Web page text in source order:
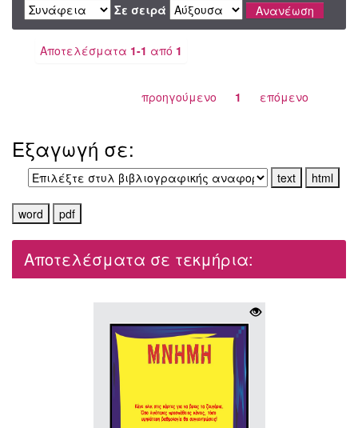
Σε σειρά
Αποτελέσματα 1-1 από 1
προηγούμενο 1 επόμενο
Εξαγωγή σε:
Αποτελέσματα σε τεκμήρια: